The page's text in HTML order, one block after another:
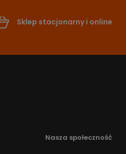
Sklep stacjonarny i online
Nasza społeczność